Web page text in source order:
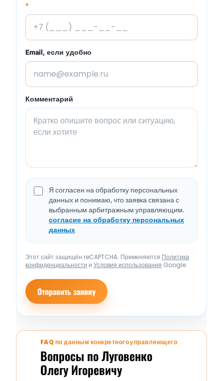
*
Email, если удобно
Комментарий
Я согласен на обработку персональных
данных и понимаю, что заявка связана с
выбранным арбитражным управляющим.
согласие на обработку персональных
данных
Этот сайт защищён reCAPTCHA. Применяются Политика
конфиденциальности и Условия использования Google.
Отправить заявку
FAQ по данным конкретного управляющего
Вопросы по Луговенко
Олегу Игоревичу